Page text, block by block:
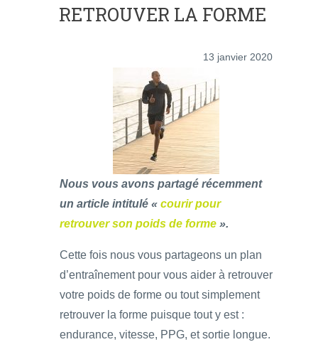
RETROUVER LA FORME
13 janvier 2020
Nous vous avons partagé récemment
un article intitulé « courir pour
retrouver son poids de forme ».
Cette fois nous vous partageons un plan
d’entraînement pour vous aider à retrouver
votre poids de forme ou tout simplement
retrouver la forme puisque tout y est :
endurance, vitesse, PPG, et sortie longue.